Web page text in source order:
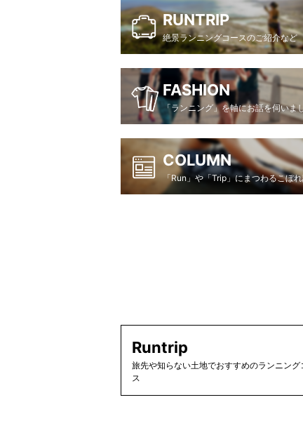
RUNTRIP
絶景ランニングコースのご紹介など
FASHION
「ランニング」を軸にお話を伺いま
COLUMN
「Run」や「Trip」にまつわるこぼ
Runtrip
旅先や知らない土地でおすすめのランニン
ス